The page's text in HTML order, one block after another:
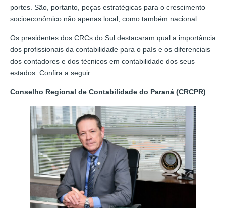
portes. São, portanto, peças estratégicas para o crescimento
socioeconômico não apenas local, como também nacional.
Os presidentes dos CRCs do Sul destacaram qual a importância
dos profissionais da contabilidade para o país e os diferenciais
dos contadores e dos técnicos em contabilidade dos seus
estados. Confira a seguir:
Conselho Regional de Contabilidade do Paraná (CRCPR)